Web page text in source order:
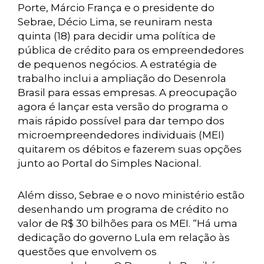
Porte, Márcio França e o presidente do
Sebrae, Décio Lima, se reuniram nesta
quinta (18) para decidir uma política de
pública de crédito para os empreendedores
de pequenos negócios. A estratégia de
trabalho inclui a ampliação do Desenrola
Brasil para essas empresas. A preocupação
agora é lançar esta versão do programa o
mais rápido possível para dar tempo dos
microempreendedores individuais (MEI)
quitarem os débitos e fazerem suas opções
junto ao Portal do Simples Nacional.
Além disso, Sebrae e o novo ministério estão
desenhando um programa de crédito no
valor de R$ 30 bilhões para os MEI. “Há uma
dedicação do governo Lula em relação às
questões que envolvem os